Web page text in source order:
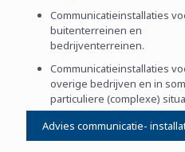
Communicatieinstallaties
buitenterreinen en
bedrijventerreinen.
Communicatieinstallaties
overige bedrijven en in
particuliere (complexe)
Advies communicatie-